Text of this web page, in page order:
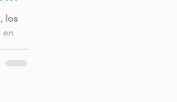
los
en
Año".